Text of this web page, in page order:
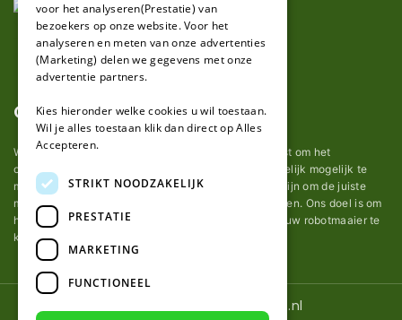
Over ons
Wij van robotmaaier-mesjes.nl doen ons uiterste best om het
onderhoud van robot grasmaaier mesjes zo gemakkelijk mogelijk te
maken. Uit ervaring merkten we hoe lastig het kan zijn om de juiste
messen voor een automatische grasmachine te vinden. Ons doel is om
het u makkelijk te maken om de goede mesjes voor uw robotmaaier te
kopen.
© 2026 Robotmaaier-mesjes.nl
voor het analyseren(Prestatie) van
bezoekers op onze website. Voor het
analyseren en meten van onze advertenties
(Marketing) delen we gegevens met onze
advertentie partners.
Kies hieronder welke cookies u wil toestaan.
Wil je alles toestaan klik dan direct op Alles
Accepteren.
STRIKT NOODZAKELIJK
PRESTATIE
MARKETING
FUNCTIONEEL